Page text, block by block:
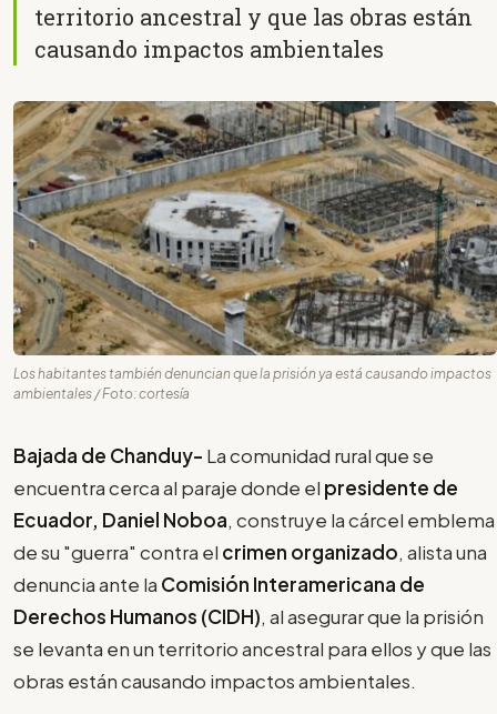
territorio ancestral y que las obras están
causando impactos ambientales
Los habitantes también denuncian que la prisión ya está causando impactos
ambientales / Foto: cortesía
Bajada de Chanduy- La comunidad rural que se
encuentra cerca al paraje donde el presidente de
Ecuador, Daniel Noboa, construye la cárcel emblema
de su "guerra" contra el crimen organizado, alista una
denuncia ante la Comisión Interamericana de
Derechos Humanos (CIDH), al asegurar que la prisión
se levanta en un territorio ancestral para ellos y que las
obras están causando impactos ambientales.